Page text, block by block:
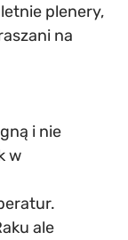
plenery,
na
i nie
w
ale